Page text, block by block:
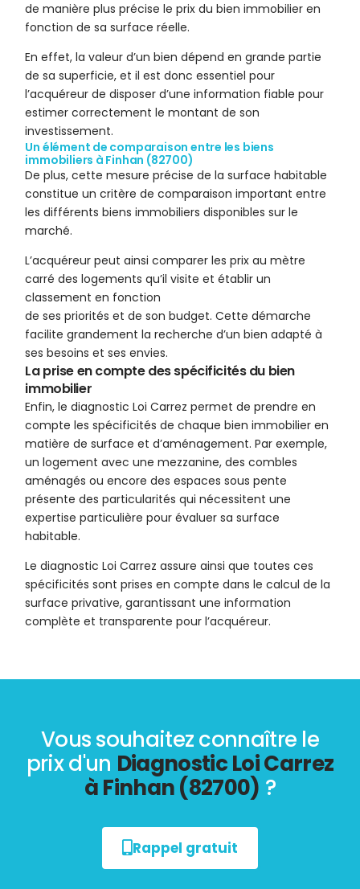
de manière plus précise le prix du bien immobilier en
fonction de sa surface réelle.
En effet, la valeur d’un bien dépend en grande partie
de sa superficie, et il est donc essentiel pour
l’acquéreur de disposer d’une information fiable pour
estimer correctement le montant de son
investissement.
Un élément de comparaison entre les biens
immobiliers à Finhan (82700)
De plus, cette mesure précise de la surface habitable
constitue un critère de comparaison important entre
les différents biens immobiliers disponibles sur le
marché.
L’acquéreur peut ainsi comparer les prix au mètre
carré des logements qu’il visite et établir un
classement en fonction
de ses priorités et de son budget. Cette démarche
facilite grandement la recherche d’un bien adapté à
ses besoins et ses envies.
La prise en compte des spécificités du bien
immobilier
Enfin, le diagnostic Loi Carrez permet de prendre en
compte les spécificités de chaque bien immobilier en
matière de surface et d’aménagement. Par exemple,
un logement avec une mezzanine, des combles
aménagés ou encore des espaces sous pente
présente des particularités qui nécessitent une
expertise particulière pour évaluer sa surface
habitable.
Le diagnostic Loi Carrez assure ainsi que toutes ces
spécificités sont prises en compte dans le calcul de la
surface privative, garantissant une information
complète et transparente pour l’acquéreur.
Vous souhaitez connaître le
prix d'un Diagnostic Loi Carrez
à Finhan (82700) ?
Rappel gratuit